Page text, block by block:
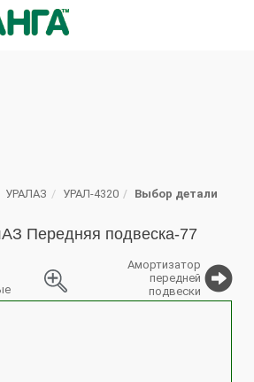
УРАЛАЗ УРАЛ-4320 Выбор детали
Передняя подвеска-77
Амортизатор
передней
подвески